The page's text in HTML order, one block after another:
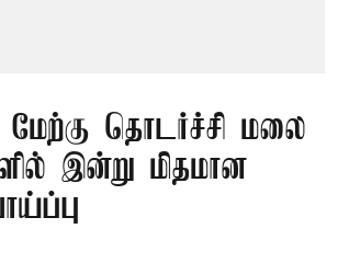
மேற்கு தொடர்ச்சி மலை
இன்று மிதமான